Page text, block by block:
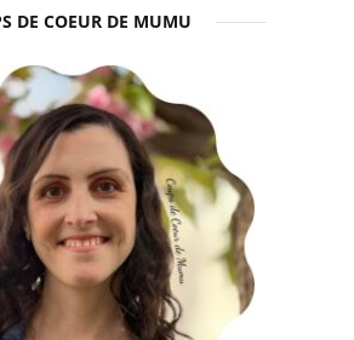
DE COEUR DE MUMU